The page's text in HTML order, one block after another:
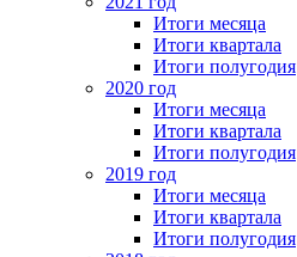
Итоги месяца
Итоги квартала
Итоги полугодия
2020 год
Итоги месяца
Итоги квартала
Итоги полугодия
2019 год
Итоги месяца
Итоги квартала
Итоги полугодия